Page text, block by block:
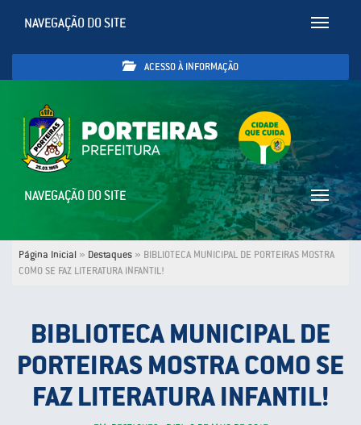
Toggle
NAVEGAÇÃO DO SITE
ACESSO À INFORMAÇÃO
Toggle
NAVEGAÇÃO DO SITE
Página Inicial » Destaques » BIBLIOTECA MUNICIPAL DE PORTEIRAS MOSTRA
COMO SE FAZ LITERATURA INFANTIL!
BIBLIOTECA MUNICIPAL DE
PORTEIRAS MOSTRA COMO SE
FAZ LITERATURA INFANTIL!